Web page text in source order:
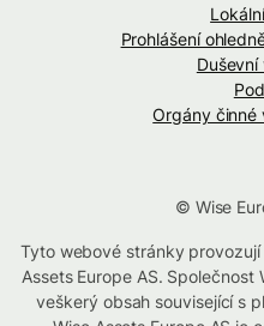
Prohlášení
Orgány činné
© Wise
Tyto webové stránky provozují
Assets Europe AS. Společnost
veškerý obsah související s